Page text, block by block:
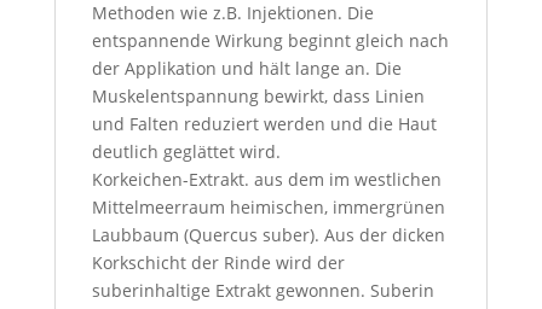
Methoden wie z.B. Injektionen. Die
entspannende Wirkung beginnt gleich nach
der Applikation und hält lange an. Die
Muskelentspannung bewirkt, dass Linien
und Falten reduziert werden und die Haut
deutlich geglättet wird.
Korkeichen-Extrakt. aus dem im westlichen
Mittelmeerraum heimischen, immergrünen
Laubbaum (Quercus suber). Aus der dicken
Korkschicht der Rinde wird der
suberinhaltige Extrakt gewonnen. Suberin